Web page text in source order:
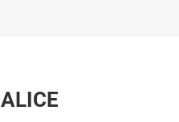
ALICE